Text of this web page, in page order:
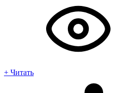
+ Читать